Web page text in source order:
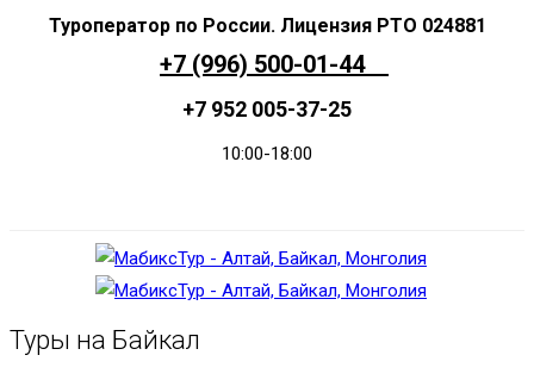
+7 (996) 500-01-44
+7 952 005-37-25
10:00-18:00
Туры на Байкал